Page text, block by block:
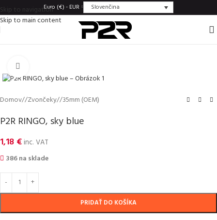
Skip to navigation
Skip to main content
Euro (€) - EUR Slovenčina
Domov/ Zvončeky/ 35mm (OEM)
P2R RINGO, sky blue
1,18 €inc. VAT
386 na sklade
PRIDAŤ DO KOŠÍKA